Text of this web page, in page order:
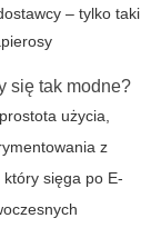
– tylko taki
się tak modne?
użycia,
z
który sięga po E-